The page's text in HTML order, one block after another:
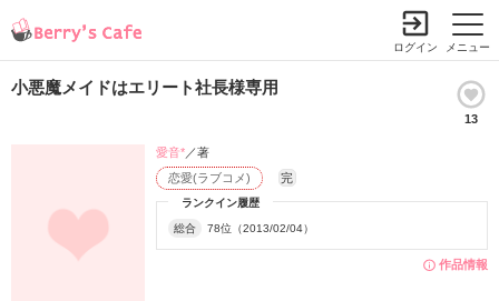
メニュー
ログイン
小悪魔メイドはエリート社長様専用
13
作品情報
ランクイン履歴
総合 78位（2013/02/04）
恋愛(ラブコメ) 完
愛音*／著